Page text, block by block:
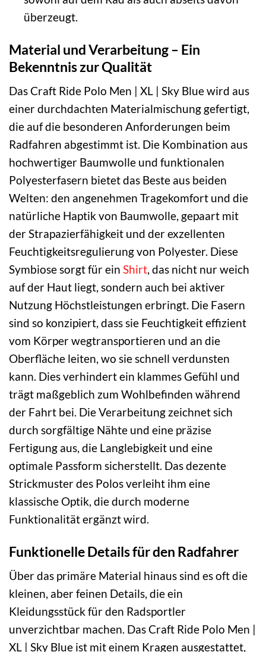
überzeugt.
Material und Verarbeitung – Ein
Bekenntnis zur Qualität
Das Craft Ride Polo Men | XL | Sky Blue wird aus
einer durchdachten Materialmischung gefertigt,
die auf die besonderen Anforderungen beim
Radfahren abgestimmt ist. Die Kombination aus
hochwertiger Baumwolle und funktionalen
Polyesterfasern bietet das Beste aus beiden
Welten: den angenehmen Tragekomfort und die
natürliche Haptik von Baumwolle, gepaart mit
der Strapazierfähigkeit und der exzellenten
Feuchtigkeitsregulierung von Polyester. Diese
Symbiose sorgt für ein Shirt, das nicht nur weich
auf der Haut liegt, sondern auch bei aktiver
Nutzung Höchstleistungen erbringt. Die Fasern
sind so konzipiert, dass sie Feuchtigkeit effizient
vom Körper wegtransportieren und an die
Oberfläche leiten, wo sie schnell verdunsten
kann. Dies verhindert ein klammes Gefühl und
trägt maßgeblich zum Wohlbefinden während
der Fahrt bei. Die Verarbeitung zeichnet sich
durch sorgfältige Nähte und eine präzise
Fertigung aus, die Langlebigkeit und eine
optimale Passform sicherstellt. Das dezente
Strickmuster des Polos verleiht ihm eine
klassische Optik, die durch moderne
Funktionalität ergänzt wird.
Funktionelle Details für den Radfahrer
Über das primäre Material hinaus sind es oft die
kleinen, aber feinen Details, die ein
Kleidungsstück für den Radsportler
unverzichtbar machen. Das Craft Ride Polo Men |
XL | Sky Blue ist mit einem Kragen ausgestattet,